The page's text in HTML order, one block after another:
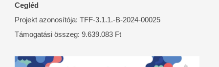
Cegléd
Projekt azonosítója: TFF-3.1.1.-B-2024-00025
Támogatási összeg: 9.639.083 Ft